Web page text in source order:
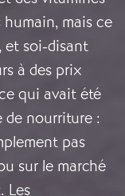
mais ce
soi-disant
à des prix
qui avait été
de nourriture :
pas
sur le marché
Les